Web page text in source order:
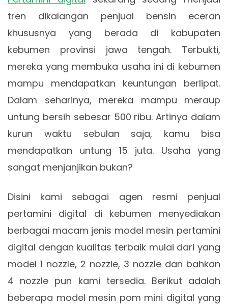
tren dikalangan penjual bensin eceran
khususnya yang berada di kabupaten
kebumen provinsi jawa tengah. Terbukti,
mereka yang membuka usaha ini di kebumen
mampu mendapatkan keuntungan berlipat.
Dalam seharinya, mereka mampu meraup
untung bersih sebesar 500 ribu. Artinya dalam
kurun waktu sebulan saja, kamu bisa
mendapatkan untung 15 juta. Usaha yang
sangat menjanjikan bukan?
Disini kami sebagai agen resmi penjual
pertamini digital di kebumen menyediakan
berbagai macam jenis model mesin pertamini
digital dengan kualitas terbaik mulai dari yang
model 1 nozzle, 2 nozzle, 3 nozzle dan bahkan
4 nozzle pun kami tersedia. Berikut adalah
beberapa model mesin pom mini digital yang